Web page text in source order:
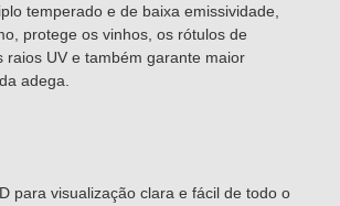
temperado e de baixa emissividade,
protege os vinhos, os rótulos de
raios UV e também garante maior
adega.
para visualização clara e fácil de todo o